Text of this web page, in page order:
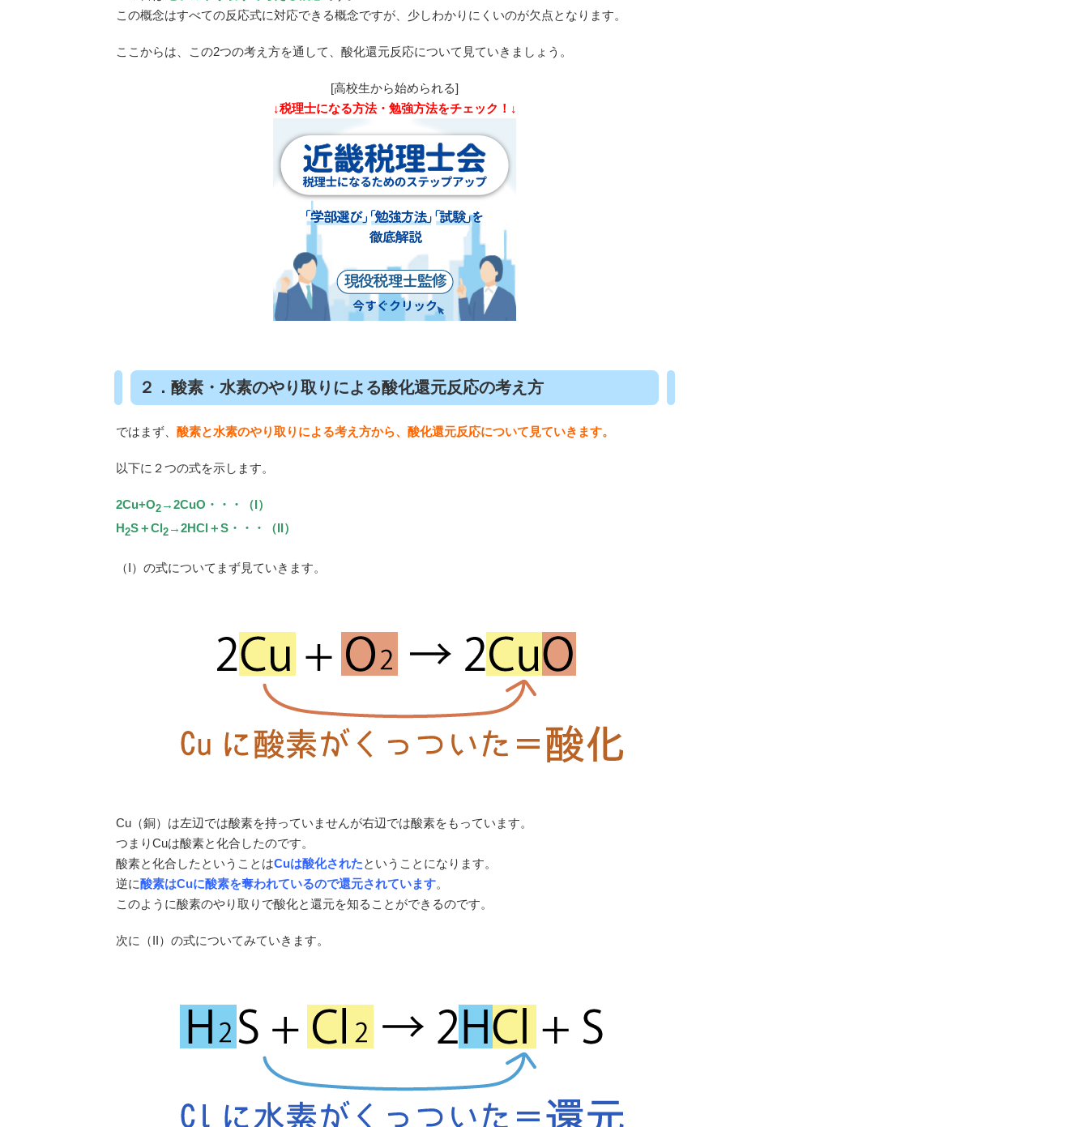
この概念はすべての反応式に対応できる概念ですが、少しわかりにくいのが欠点となります。
ここからは、この2つの考え方を通して、酸化還元反応について見ていきましょう。
[高校生から始められる]
↓税理士になる方法・勉強方法をチェック！↓
２．酸素・水素のやり取りによる酸化還元反応の考え方
ではまず、 酸素と水素のやり取りによる考え方から、酸化還元反応について見ていきます。
以下に２つの式を示します。
2Cu+O2 →2CuO・・・（I）
H2S＋Cl2 →2HCl＋S・・・（II）
（I）の式についてまず見ていきます。
Cu（銅）は左辺では酸素を持っていませんが右辺では酸素をもっています。
つまりCuは酸素と化合したのです。
酸素と化合したということはCuは酸化されたということになります。
逆に酸素はCuに酸素を奪われているので還元されています。
このように酸素のやり取りで酸化と還元を知ることができるのです。
次に（II）の式についてみていきます。